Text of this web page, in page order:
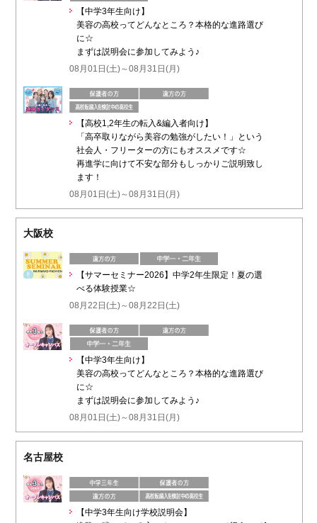
【中学3年生向け】
美容の高校ってどんなところ？本格的な進路選び
に☆
まずは説明会に参加してみよう♪
08月01日(土)～08月31日(月)
【高校1,2年生の転入&編入者向け】
「高卒取りながら美容の勉強がしたい！」という
社会人・フリーターの方にもオススメです☆
再進学に向けて不安な部分もしっかりご説明致し
ます！
08月01日(土)～08月31日(月)
大阪校
【サマーセミナー2026】中学2年生限定！夏の選
べる体験授業☆
08月22日(土)～08月22日(土)
【中学3年生向け】
美容の高校ってどんなところ？本格的な進路選び
に☆
まずは説明会に参加してみよう♪
08月01日(土)～08月31日(月)
名古屋校
【中学3年生向け学校説明会】